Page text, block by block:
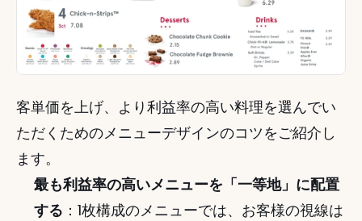
客単価を上げ、より利益率の高い料理を選んでい
ただくためのメニューデザインのコツをご紹介し
ます。
最も利益率の高いメニューを「一等地」に配置
する ：1枚構成のメニューでは、お客様の視線は